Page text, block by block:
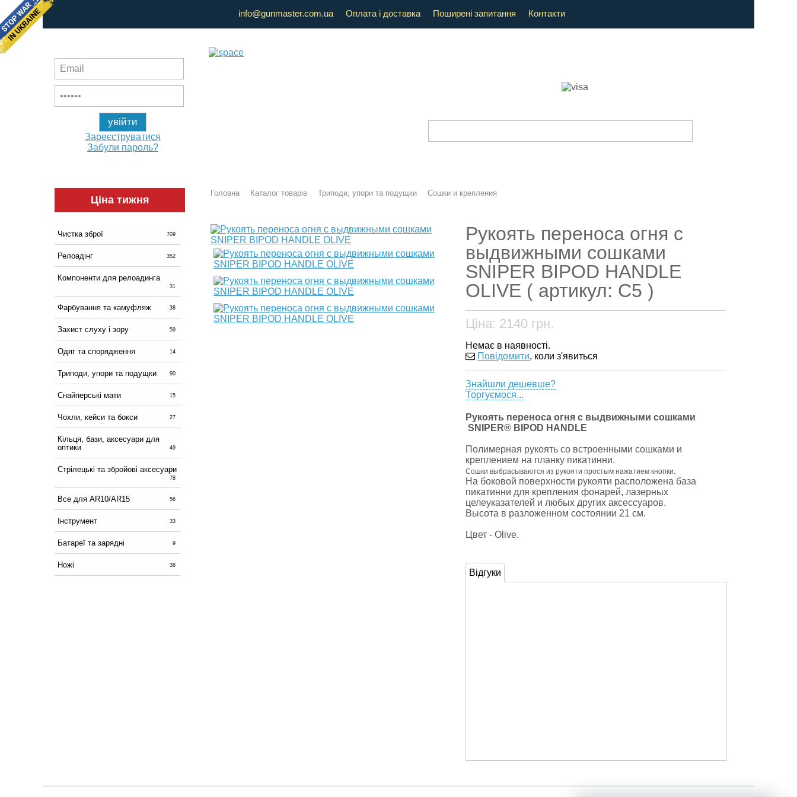
info@gunmaster.com.ua Оплата і доставка Поширені запитання Контакти
Зареєструватися
Забули пароль?
Ціна тижня
Чистка зброї 709
Релоадінг 352
Компоненти для релоадинга
31
Фарбування та камуфляж 38
Захист слуху і зору 59
Одяг та спорядження 14
Триподи, упори та подущки 90
Снайперські мати 15
Чохли, кейси та бокси 27
Кільця, бази, аксесуари для
оптики
49
Стрілецькі та збройові аксесуари
78
Все для AR10/AR15 56
Інструмент 33
Батареї та зарядні 9
Ножі 38
Головна Каталог товарів Триподи, упори та подущки Сошки и крепления
Рукоять переноса огня с
выдвижными сошками
SNIPER BIPOD HANDLE
OLIVE ( артикул: С5 )
Ціна: 2140 грн.
Немає в наявності.
Повідомити, коли з'явиться
Знайшли дешевше?
Торгуємося...
Рукоять переноса огня с выдвижными сошками
SNIPER® BIPOD HANDLE
Полимерная рукоять со встроенными сошками и
креплением на планку пикатинни.
Сошки выбрасываются из рукояти простым нажатием кнопки.
На боковой поверхности рукояти расположена база
пикатинни для крепления фонарей, лазерных
целеуказателей и любых других аксессуаров.
Высота в разложенном состоянии 21 см.
Цвет - Olive.
Відгуки